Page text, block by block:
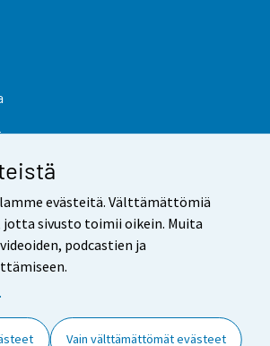
evästeitä. Välttämättömiä
sivusto toimii oikein. Muita
podcastien ja
Vain välttämättömät evästeet